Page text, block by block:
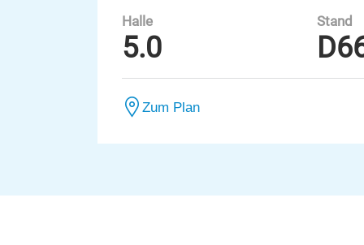
Halle
5.0
Stand
Zum Plan